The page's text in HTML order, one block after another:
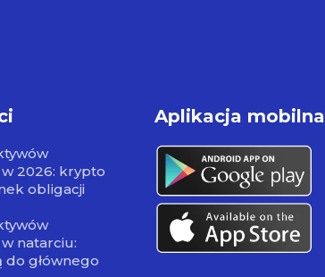
2026: krypto
obligacji
natarciu:
do głównego
Aplikacja mobilna